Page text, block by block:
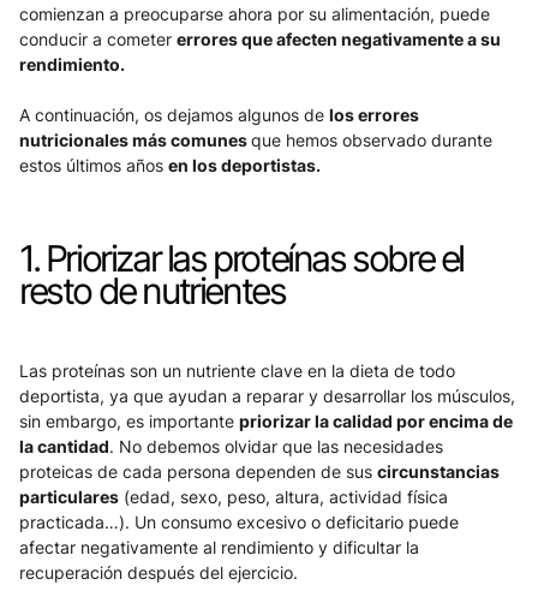
comienzan a preocuparse ahora por su alimentación, puede
conducir a cometer errores que afecten negativamente a su
rendimiento.
A continuación, os dejamos algunos de los errores
nutricionales más comunes que hemos observado durante
estos últimos años en los deportistas.
1. Priorizar las proteínas sobre el
resto de nutrientes
Las proteínas son un nutriente clave en la dieta de todo
deportista, ya que ayudan a reparar y desarrollar los músculos,
sin embargo, es importante priorizar la calidad por encima de
la cantidad. No debemos olvidar que las necesidades
proteicas de cada persona dependen de sus circunstancias
particulares (edad, sexo, peso, altura, actividad física
practicada…). Un consumo excesivo o deficitario puede
afectar negativamente al rendimiento y dificultar la
recuperación después del ejercicio.